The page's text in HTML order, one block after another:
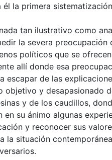
él la primera
tan ilustrativo como
la severa preocupación
políticos que se
allí donde esa
escapar de las
objetivo y desapasionado
y de los caudillos,
en su ánimo algunas
y reconocer sus
la situación